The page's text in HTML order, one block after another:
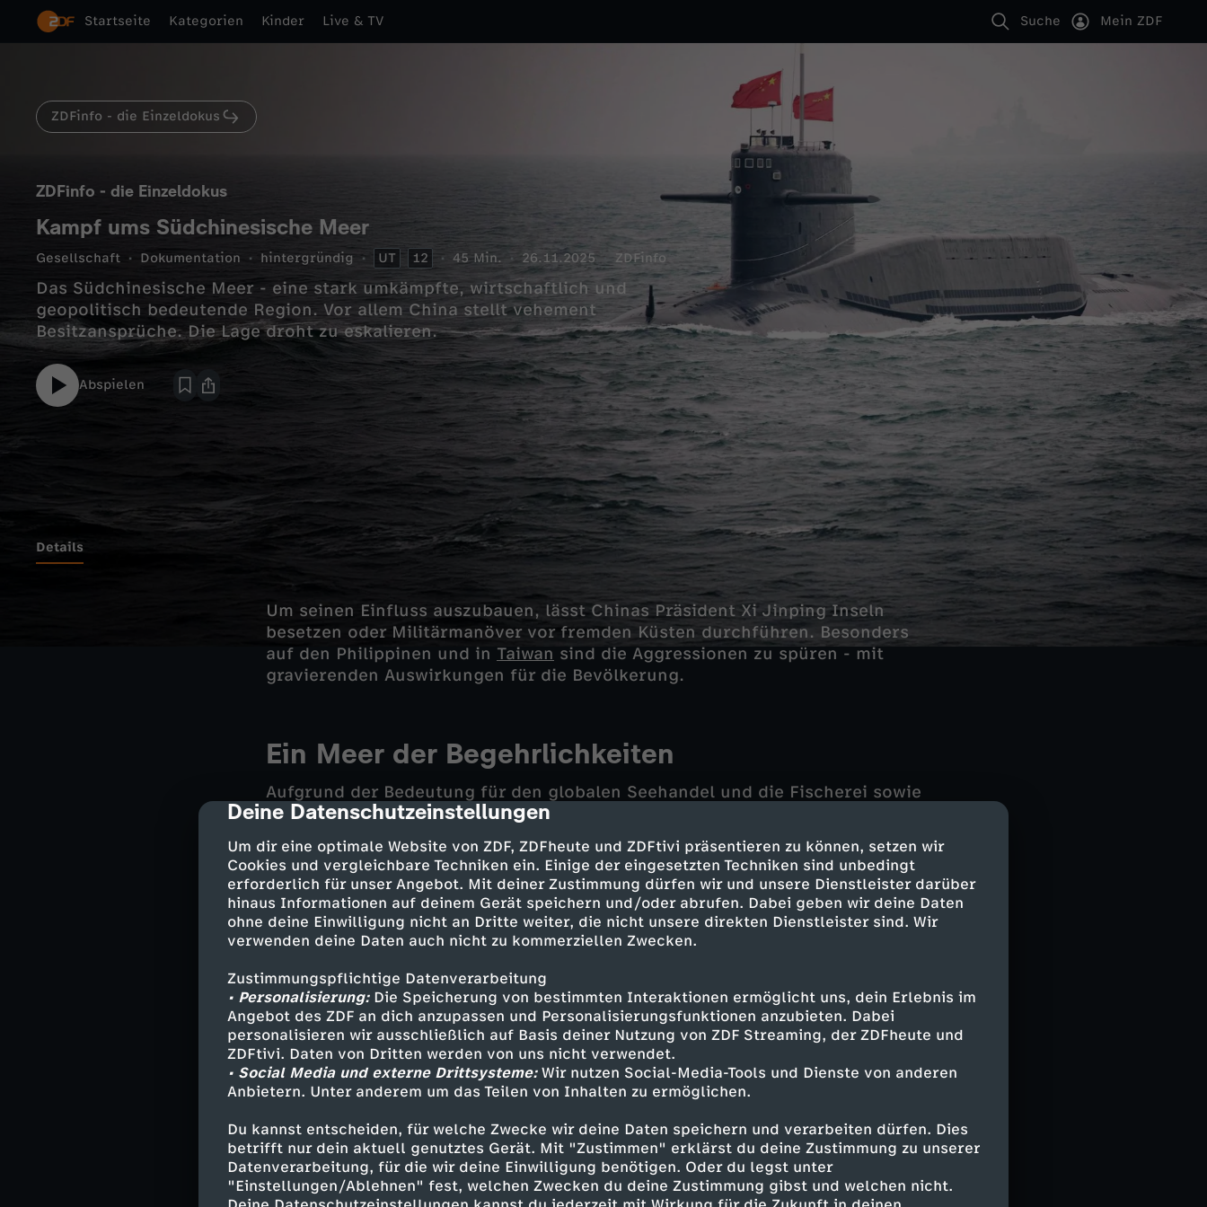
cmp-dialog-description
Deine Datenschutzeinstellungen
Um dir eine optimale Website von ZDF, ZDFheute und ZDFtivi präsentieren zu können, setzen wir
Cookies und vergleichbare Techniken ein. Einige der eingesetzten Techniken sind unbedingt
erforderlich für unser Angebot. Mit deiner Zustimmung dürfen wir und unsere Dienstleister darüber
hinaus Informationen auf deinem Gerät speichern und/oder abrufen. Dabei geben wir deine Daten
ohne deine Einwilligung nicht an Dritte weiter, die nicht unsere direkten Dienstleister sind. Wir
verwenden deine Daten auch nicht zu kommerziellen Zwecken.
Zustimmungspflichtige Datenverarbeitung
• Personalisierung:Die Speicherung von bestimmten Interaktionen ermöglicht uns, dein Erlebnis im
Angebot des ZDF an dich anzupassen und Personalisierungsfunktionen anzubieten. Dabei
personalisieren wir ausschließlich auf Basis deiner Nutzung von ZDF Streaming, der ZDFheute und
ZDFtivi. Daten von Dritten werden von uns nicht verwendet.
• Social Media und externe Drittsysteme:Wir nutzen Social-Media-Tools und Dienste von anderen
Anbietern. Unter anderem um das Teilen von Inhalten zu ermöglichen.
Du kannst entscheiden, für welche Zwecke wir deine Daten speichern und verarbeiten dürfen. Dies
betrifft nur dein aktuell genutztes Gerät. Mit "Zustimmen" erklärst du deine Zustimmung zu unserer
Datenverarbeitung, für die wir deine Einwilligung benötigen. Oder du legst unter
"Einstellungen/Ablehnen" fest, welchen Zwecken du deine Zustimmung gibst und welchen nicht.
Startseite Kategorien Kinder Live & TV Suche Mein ZDF
ZDFinfo - die Einzeldokus
ZDFinfo - die Einzeldokus
Kampf ums Südchinesische Meer
Gesellschaft Dokumentation hintergründig UT 12 45 Min. 26.11.2025 ZDFinfo
Das Südchinesische Meer - eine stark umkämpfte, wirtschaftlich und
geopolitisch bedeutende Region. Vor allem China stellt vehement
Besitzansprüche. Die Lage droht zu eskalieren.
Abspielen
Details
Um seinen Einfluss auszubauen, lässt Chinas Präsident Xi Jinping Inseln
besetzen oder Militärmanöver vor fremden Küsten durchführen. Besonders
auf den Philippinen und in Taiwan sind die Aggressionen zu spüren - mit
gravierenden Auswirkungen für die Bevölkerung.
Ein Meer der Begehrlichkeiten
Aufgrund der Bedeutung für den globalen Seehandel und die Fischerei sowie
des Vorkommens von wertvollem Erdöl und Erdgas weckt das Südchinesische
Volksrepublik China beansprucht fast die gesamte Region für sich und verleiht
diesen Forderungen mit militärischen Manövern immer wieder Nachdruck.
Während einfache Fischer durch die Besetzung philippinischer Inseln samt
fischreicher Fanggründe ihre Lebensgrundlage bedroht sehen, erfreuen sich
kommt es zudem immer zu Auseinandersetzungen zwischen
Küstenwacheschiffen beider Länder.
Taiwan - Angst vor der Invasion
Auch inTaiwanist man besorgt. China betrachtet die Insel als abtrünniges
Staatsgebiet und will die Wiedervereinigung notfalls gewaltsam erzwingen. Um
politischen Druck aufzubauen, lässt die Volksrepublik China Taiwan mit groß
angelegten Militärmanövern umzingeln.